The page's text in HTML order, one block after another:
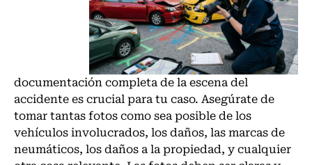
documentación completa de la escena del
accidente es crucial para tu caso. Asegúrate de
tomar tantas fotos como sea posible de los
vehículos involucrados, los daños, las marcas de
neumáticos, los daños a la propiedad, y cualquier